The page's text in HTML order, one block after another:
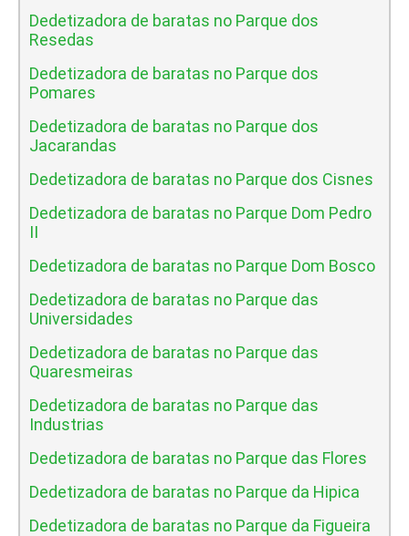
Dedetizadora de baratas no Parque dos
Resedas
Dedetizadora de baratas no Parque dos
Pomares
Dedetizadora de baratas no Parque dos
Jacarandas
Dedetizadora de baratas no Parque dos Cisnes
Dedetizadora de baratas no Parque Dom Pedro
II
Dedetizadora de baratas no Parque Dom Bosco
Dedetizadora de baratas no Parque das
Universidades
Dedetizadora de baratas no Parque das
Quaresmeiras
Dedetizadora de baratas no Parque das
Industrias
Dedetizadora de baratas no Parque das Flores
Dedetizadora de baratas no Parque da Hipica
Dedetizadora de baratas no Parque da Figueira